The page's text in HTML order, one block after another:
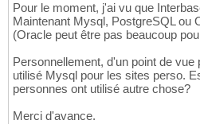
Pour le moment, j'ai vu que
Maintenant Mysql, PostgreSQL ou
(Oracle peut être pas beaucoup
Personnellement, d'un point de vue
utilisé Mysql pour les sites perso.
personnes ont utilisé autre chose?
Merci d'avance.